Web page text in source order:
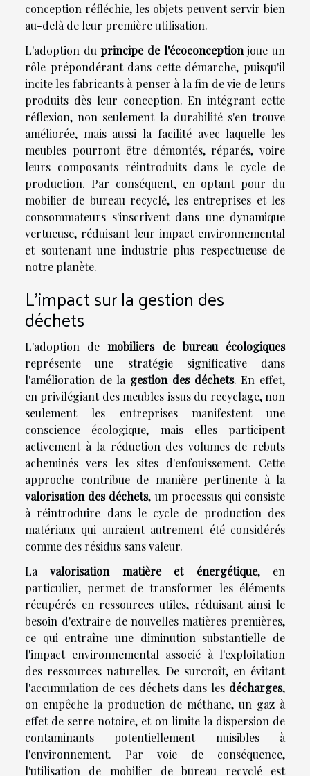
conception réfléchie, les objets peuvent servir bien
au-delà de leur première utilisation.
L'adoption duprincipe de l'écoconceptionjoue un
rôle prépondérant dans cette démarche, puisqu'il
incite les fabricants à penser à la fin de vie de leurs
produits dès leur conception. En intégrant cette
réflexion, non seulement la durabilité s'en trouve
améliorée, mais aussi la facilité avec laquelle les
meubles pourront être démontés, réparés, voire
leurs composants réintroduits dans le cycle de
production. Par conséquent, en optant pour du
mobilier de bureau recyclé, les entreprises et les
consommateurs s'inscrivent dans une dynamique
vertueuse, réduisant leur impact environnemental
et soutenant une industrie plus respectueuse de
notre planète.
L'impact sur la gestion des
déchets
L'adoption demobiliers de bureau écologiques
représente une stratégie significative dans
l'amélioration de la gestion des déchets. En effet,
en privilégiant des meubles issus du recyclage, non
seulement les entreprises manifestent une
conscience écologique, mais elles participent
activement à la réduction des volumes de rebuts
acheminés vers les sites d'enfouissement. Cette
approche contribue de manière pertinente à la
valorisation des déchets, un processus qui consiste
à réintroduire dans le cycle de production des
matériaux qui auraient autrement été considérés
comme des résidus sans valeur.
Lavalorisation matière et énergétique, en
particulier, permet de transformer les éléments
récupérés en ressources utiles, réduisant ainsi le
besoin d'extraire de nouvelles matières premières,
ce qui entraîne une diminution substantielle de
l'impact environnemental associé à l'exploitation
des ressources naturelles. De surcroît, en évitant
l'accumulation de ces déchets dans les décharges,
on empêche la production de méthane, un gaz à
effet de serre notoire, et on limite la dispersion de
contaminants potentiellement nuisibles à
l'environnement. Par voie de conséquence,
l'utilisation de mobilier de bureau recyclé est